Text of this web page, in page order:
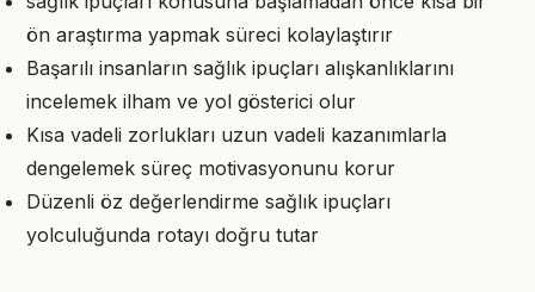
ön araştırma yapmak süreci kolaylaştırır
Başarılı insanların sağlık ipuçları alışkanlıklarını
incelemek ilham ve yol gösterici olur
Kısa vadeli zorlukları uzun vadeli kazanımlarla
dengelemek süreç motivasyonunu korur
Düzenli öz değerlendirme sağlık ipuçları
yolculuğunda rotayı doğru tutar